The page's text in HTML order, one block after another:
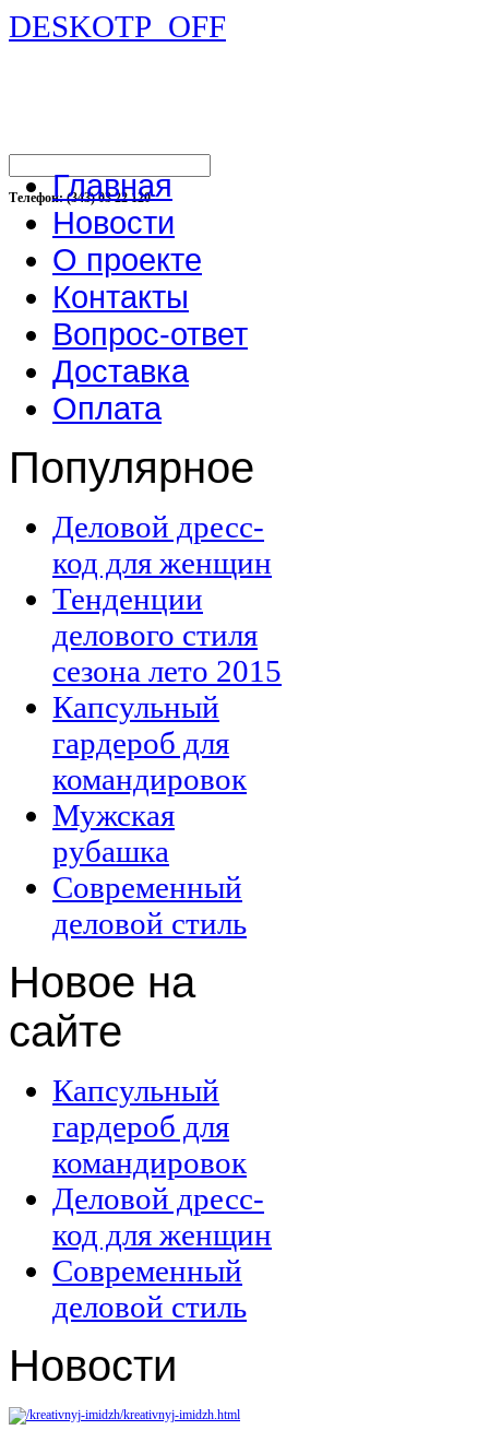
DESKOTP_OFF
Телефон: (343) 03 22 120
Главная
Новости
О проекте
Контакты
Вопрос-ответ
Доставка
Оплата
Популярное
Деловой дресс-
код для женщин
Тенденции
делового стиля
сезона лето 2015
Капсульный
гардероб для
командировок
Мужская
рубашка
Современный
деловой стиль
Новое на
сайте
Капсульный
гардероб для
командировок
Деловой дресс-
код для женщин
Современный
деловой стиль
Новости